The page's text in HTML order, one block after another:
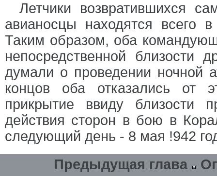
Летчики возвратившихся
авианосцы находятся всего
Таким образом, оба
непосредственной близости
думали о проведении ночной
концов оба отказались от
прикрытие ввиду близости
действия сторон в бою в
следующий день - 8 мая !942
Предыдущая глава